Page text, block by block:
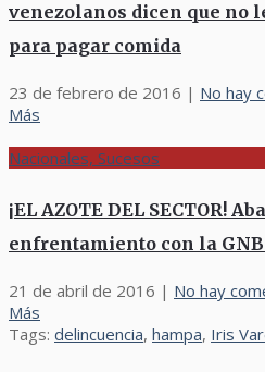
venezolanos dicen que no
para pagar comida
23 de febrero de 2016 | No hay
Más
Nacionales, Sucesos
¡EL AZOTE DEL SECTOR!
enfrentamiento con la
21 de abril de 2016 | No hay
Más
Tags: delincuencia, hampa, Iris